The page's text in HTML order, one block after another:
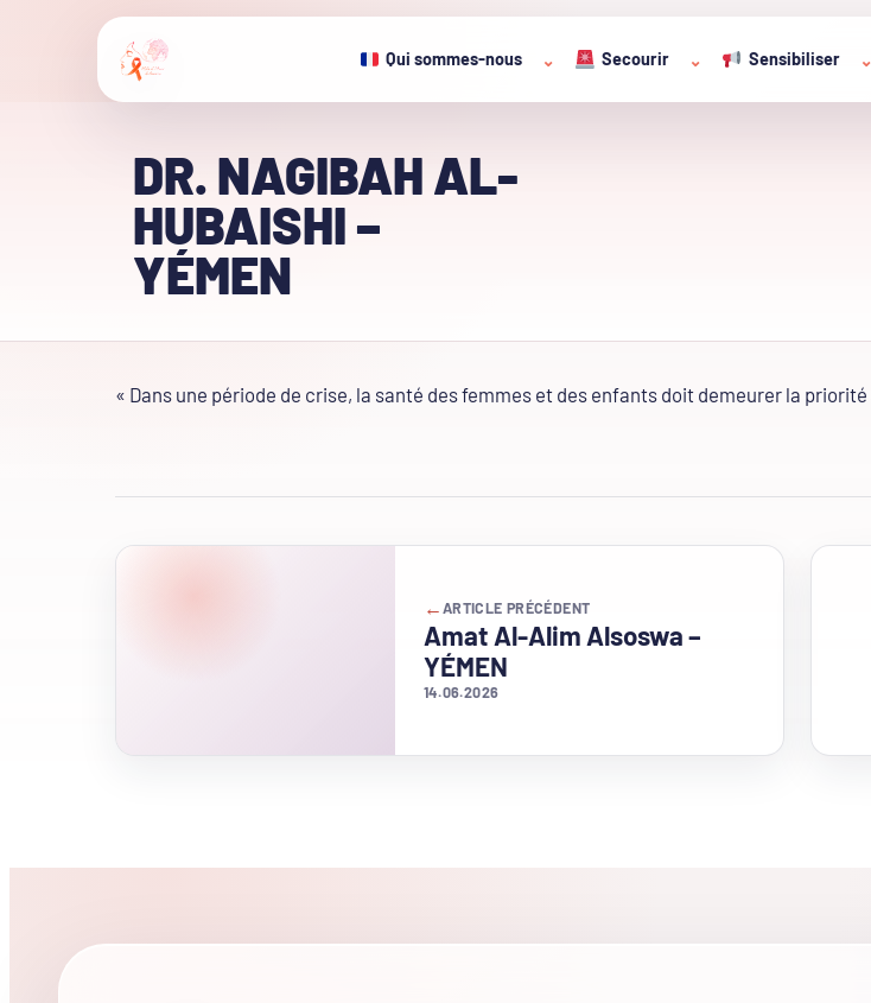
Qui sommes-nous ⌄ Secourir ⌄ Sensibiliser ⌄
DR. NAGIBAH AL-
HUBAISHI –
YÉMEN
« Dans une période de crise, la santé des femmes et des enfants doit demeurer la
← ARTICLE PRÉCÉDENT
Amat Al-Alim Alsoswa –
YÉMEN
14.06.2026